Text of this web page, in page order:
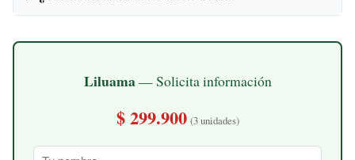
Liluama— Solicita información
$ 299.900 (3 unidades)